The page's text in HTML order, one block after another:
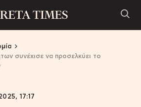
συνέχισε να προσελκύει το
17:17